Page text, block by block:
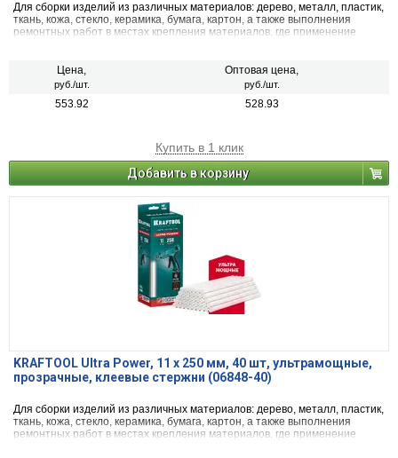
Для сборки изделий из различных материалов: дерево, металл, пластик,
ткань, кожа, стекло, керамика, бумага, картон, а также выполнения
ремонтных работ в местах крепления материалов, где применение
Цена,
руб./шт.
Оптовая цена,
руб./шт.
553.92 528.93
Купить в 1 клик
Добавить в корзину
KRAFTOOL Ultra Power, 11 х 250 мм, 40 шт, ультрамощные,
прозрачные, клеевые стержни (06848-40)
Для сборки изделий из различных материалов: дерево, металл, пластик,
ткань, кожа, стекло, керамика, бумага, картон, а также выполнения
ремонтных работ в местах крепления материалов, где применение